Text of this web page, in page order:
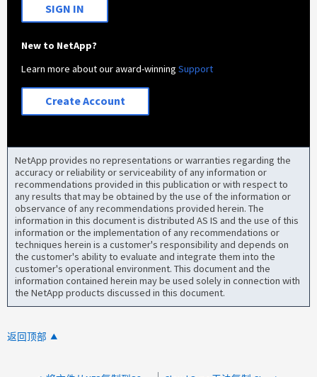
SIGN IN
New to NetApp?
Learn more about our award-winningSupport
Create Account
NetApp provides no representations or warranties regarding the
accuracy or reliability or serviceability of any information or
recommendations provided in this publication or with respect to
any results that may be obtained by the use of the information or
observance of any recommendations provided herein. The
information in this document is distributed AS IS and the use of this
information or the implementation of any recommendations or
techniques herein is a customer's responsibility and depends on
the customer's ability to evaluate and integrate them into the
customer's operational environment. This document and the
information contained herein may be used solely in connection with
the NetApp products discussed in this document.
返回顶部